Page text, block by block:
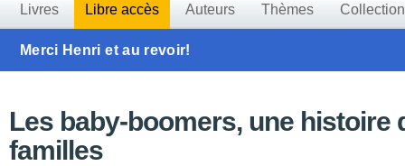
Livres Libre accès Auteurs Thèmes
Merci Henri et au revoir!
Les baby-boomers, une histoire
familles